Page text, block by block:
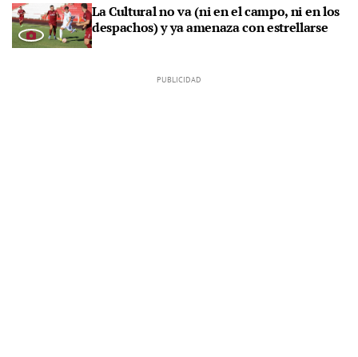
La Cultural no va (ni en el campo, ni en los
despachos) y ya amenaza con estrellarse